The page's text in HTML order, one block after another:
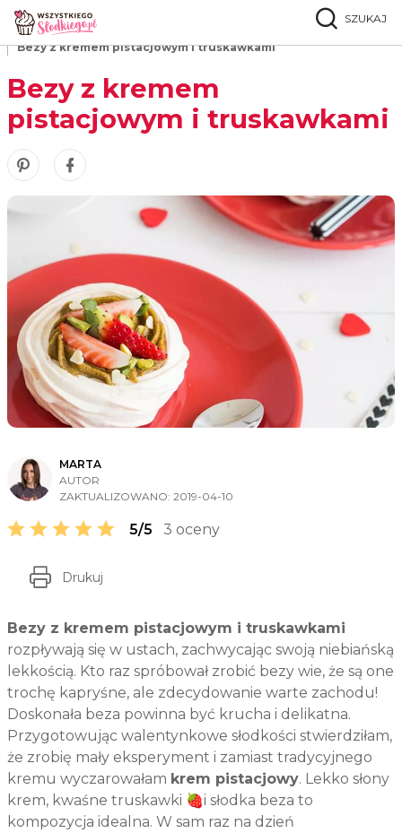
SZUKAJ
Strona główna
Bezy z kremem pistacjowym i truskawkami
Bezy z kremem
pistacjowym i truskawkami
Zobacz nasze piny w serwisie Pinterest
Udostępnij ten przepis w serwisie Facebook
MARTA
AUTOR
ZAKTUALIZOWANO: 2019-04-10
5/5 3 oceny
Drukuj
Bezy z kremem pistacjowym i truskawkami
rozpływają się w ustach, zachwycając swoją niebiańską
lekkością. Kto raz spróbował zrobić bezy wie, że są one
trochę kapryśne, ale zdecydowanie warte zachodu!
Doskonała beza powinna być krucha i delikatna.
Przygotowując walentynkowe słodkości stwierdziłam,
że zrobię mały eksperyment i zamiast tradycyjnego
kremu wyczarowałam krem pistacjowy. Lekko słony
krem, kwaśne truskawki 🍓i słodka beza to
kompozycja idealna. W sam raz na dzień